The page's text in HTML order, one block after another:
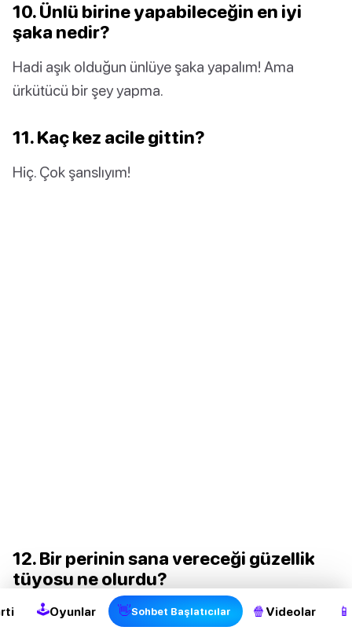
10. Ünlü birine yapabileceğin en iyi
şaka nedir?
Hadi aşık olduğun ünlüye şaka yapalım! Ama
ürkütücü bir şey yapma.
11. Kaç kez acile gittin?
Hiç. Çok şanslıyım!
12. Bir perinin sana vereceği güzellik
tüyosu ne olurdu?
Sanırım bir peri, bana yeni şeyler denemekten
🕹Oyunlar 👋Sohbet Başlatıcılar 🍿 Videolar 📱